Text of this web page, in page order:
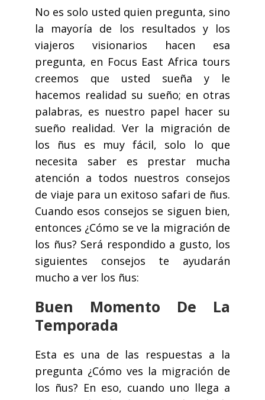
No es solo usted quien pregunta, sino
la mayoría de los resultados y los
viajeros visionarios hacen esa
pregunta, en Focus East Africa tours
creemos que usted sueña y le
hacemos realidad su sueño; en otras
palabras, es nuestro papel hacer su
sueño realidad. Ver la migración de
los ñus es muy fácil, solo lo que
necesita saber es prestar mucha
atención a todos nuestros consejos
de viaje para un exitoso safari de ñus.
Cuando esos consejos se siguen bien,
entonces ¿Cómo se ve la migración de
los ñus? Será respondido a gusto, los
siguientes consejos te ayudarán
mucho a ver los ñus:
Buen Momento De La
Temporada
Esta es una de las respuestas a la
pregunta ¿Cómo ves la migración de
los ñus? En eso, cuando uno llega a